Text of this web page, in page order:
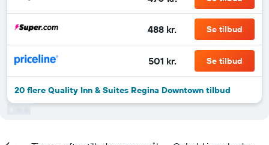
488 kr. Se tilbud
501 kr. Se tilbud
20 flere Quality Inn & Suites Regina Downtown tilbud